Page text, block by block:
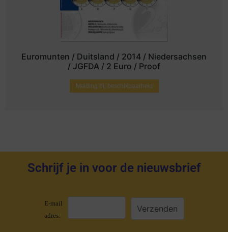
Euromunten / Duitsland / 2014 / Niedersachsen
/ JGFDA / 2 Euro / Proof
Melding bij beschikbaarheid
Schrijf je in voor de nieuwsbrief
E-mail
adres: